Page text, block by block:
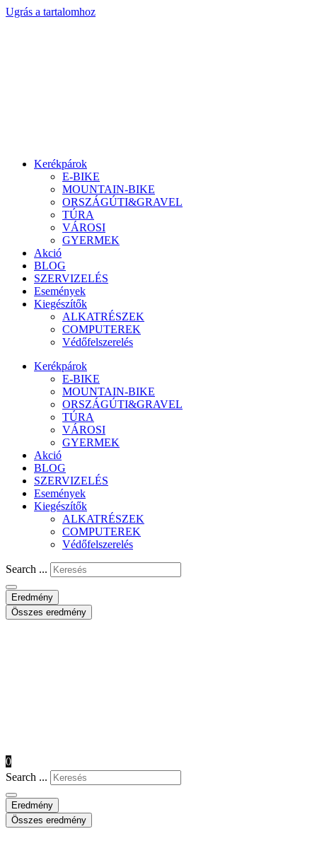
Ugrás a tartalomhoz
Kerékpárok
E-BIKE
MOUNTAIN-BIKE
ORSZÁGÚTI&GRAVEL
TÚRA
VÁROSI
GYERMEK
Akció
BLOG
SZERVIZELÉS
Események
Kiegészítők
ALKATRÉSZEK
COMPUTEREK
Védőfelszerelés
Kerékpárok
E-BIKE
MOUNTAIN-BIKE
ORSZÁGÚTI&GRAVEL
TÚRA
VÁROSI
GYERMEK
Akció
BLOG
SZERVIZELÉS
Események
Kiegészítők
ALKATRÉSZEK
COMPUTEREK
Védőfelszerelés
Search ...
Eredmény
Összes eredmény
0
Search ...
Eredmény
Összes eredmény